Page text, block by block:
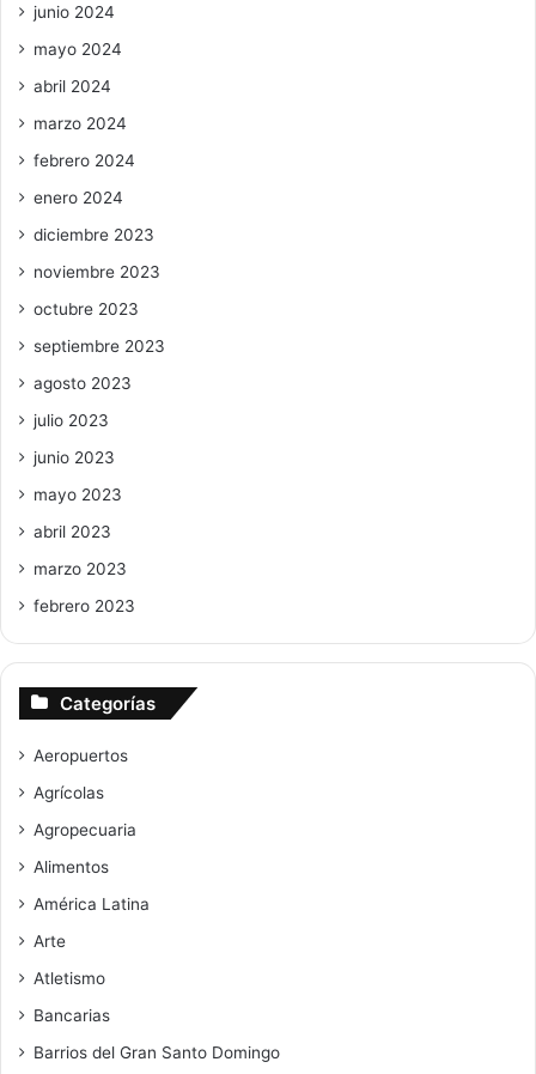
junio 2024
mayo 2024
abril 2024
marzo 2024
febrero 2024
enero 2024
diciembre 2023
noviembre 2023
octubre 2023
septiembre 2023
agosto 2023
julio 2023
junio 2023
mayo 2023
abril 2023
marzo 2023
febrero 2023
Categorías
Aeropuertos
Agrícolas
Agropecuaria
Alimentos
América Latina
Arte
Atletismo
Bancarias
Barrios del Gran Santo Domingo